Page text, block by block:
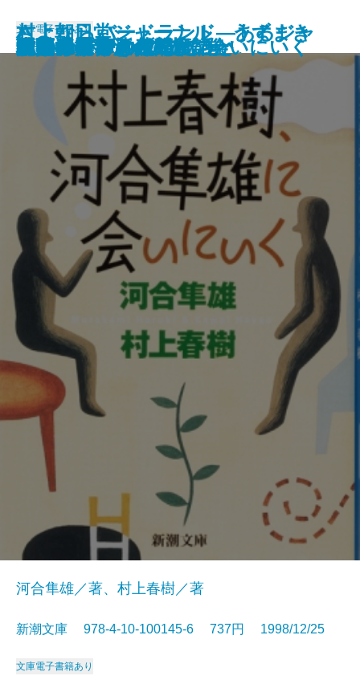
舞姫通信
きのね〔上〕
きのね〔下〕
「死の医学」への日記
いまなぜ青山二郎なのか
村上朝日堂ジャーナル うずまき
猫のみつけかた
さよならバードランド―あるジャ
ズ・ミュージシャンの回想―
水無月の墓
死んでも忘れない
球形の季節
文庫電子書籍あり
村上春樹、河合隼雄に会いにいく
河合隼雄／著、村上春樹／著
新潮文庫 978-4-10-100145-6 737円 1998/12/25
文庫電子書籍あり
朱夏
私たちが好きだったこと
女文士
幻色江戸ごよみ
ホワイトアウト
陋巷に在り〔4〕徒の巻
トリエステの坂道
団欒
大人のための残酷童話